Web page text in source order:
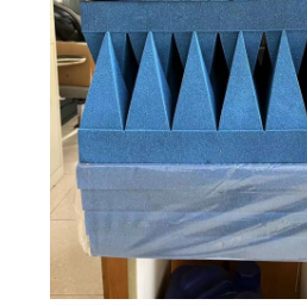
साइटमैप
गोपनीयता